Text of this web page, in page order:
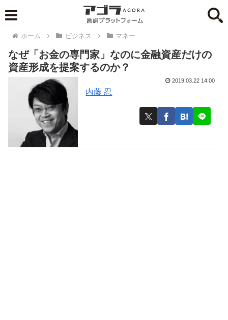
ホーム ビジネス マネー
なぜ「お金の専門家」なのに金融資産だけの
資産形成を提案するのか？
内藤 忍
2019.03.22 14:00